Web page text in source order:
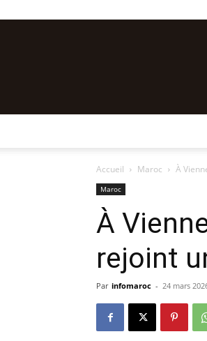
Accueil Maroc À
Maroc
À
rejoint
Par infomaroc - 24 mars